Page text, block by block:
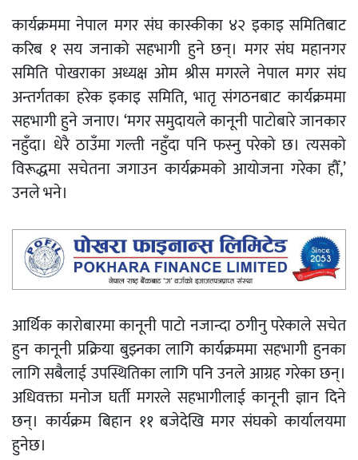
कार्यक्रममा नेपाल मगर संघ कास्कीका ४२ इकाइ समितिबाट
करिब १ सय जनाको सहभागी हुने छन्। मगर संघ महानगर
समिति पोखराका अध्यक्ष ओम श्रीस मगरले नेपाल मगर संघ
अन्तर्गतका हरेक इकाइ समिति, भातृ संगठनबाट कार्यक्रममा
सहभागी हुने जनाए। ‘मगर समुदायले कानूनी पाटोबारे जानकार
नहुँदा। धेरै ठाउँमा गल्ती नहुँदा पनि फस्नु परेको छ। त्यसको
विरूद्धमा सचेतना जगाउन कार्यक्रमको आयोजना गरेका हौँ,’
उनले भने।
आर्थिक कारोबारमा कानूनी पाटो नजान्दा ठगीनु परेकाले सचेत
हुन कानूनी प्रक्रिया बुझ्नका लागि कार्यक्रममा सहभागी हुनका
लागि सबैलाई उपस्थितिका लागि पनि उनले आग्रह गरेका छन्।
अधिवक्ता मनोज घर्ती मगरले सहभागीलाई कानूनी ज्ञान दिने
छन्। कार्यक्रम बिहान ११ बजेदेखि मगर संघको कार्यालयमा
हुनेछ।